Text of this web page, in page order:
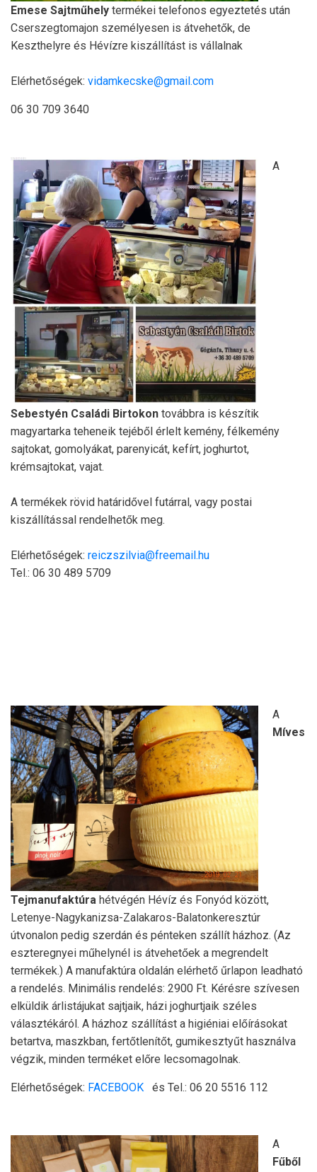
Emese Sajtműhely termékei telefonos egyeztetés után
Cserszegtomajon személyesen is átvehetők, de
Keszthelyre és Hévízre kiszállítást is vállalnak
Elérhetőségek: vidamkecske@gmail.com
06 30 709 3640
A
Sebestyén Családi Birtokon továbbra is készítik
magyartarka teheneik tejéből érlelt kemény, félkemény
sajtokat, gomolyákat, parenyicát, kefírt, joghurtot,
krémsajtokat, vajat.
A termékek rövid határidővel futárral, vagy postai
kiszállítással rendelhetők meg.
Elérhetőségek: reiczszilvia@freemail.hu
Tel.: 06 30 489 5709
A
Míves
Tejmanufaktúra hétvégén Hévíz és Fonyód között,
Letenye-Nagykanizsa-Zalakaros-Balatonkeresztúr
útvonalon pedig szerdán és pénteken szállít házhoz. (Az
eszteregnyei műhelynél is átvehetőek a megrendelt
termékek.) A manufaktúra oldalán elérhető űrlapon leadható
a rendelés. Minimális rendelés: 2900 Ft. Kérésre szívesen
elküldik árlistájukat sajtjaik, házi joghurtjaik széles
választékáról. A házhoz szállítást a higiéniai előírásokat
betartva, maszkban, fertőtlenítőt, gumikesztyűt használva
végzik, minden terméket előre lecsomagolnak.
Elérhetőségek: FACEBOOK és Tel.: 06 20 5516 112
A
Fűből